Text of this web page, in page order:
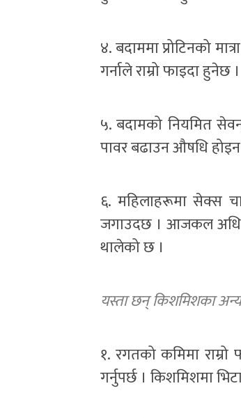
४. बदाममा प्रोटिनको
गर्नाले राम्रो फाइदा हुनेछ ।
५. बदामको नियमित
पावर बढाउन औषधि होइन
६. महिलाहरूमा सेक्स
जगाउदछ । आजकल
थालेको छ ।
यस्ता छन् किशमिशका
१. रगतको कमिमा
गर्नुपर्छ । किशमिशमा